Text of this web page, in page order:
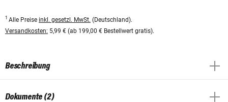
1 Alle Preise inkl. gesetzl. MwSt. (Deutschland).
Versandkosten: 5,99 € (ab 199,00 € Bestellwert gratis).
Beschreibung
Dokumente (2)